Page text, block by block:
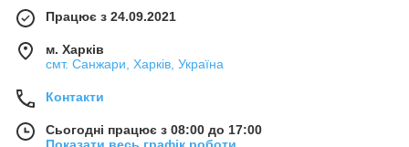
Працює з 24.09.2021
м. Харків
смт. Санжари, Харків, Україна
Контакти
Сьогодні працює з 08:00 до 17:00